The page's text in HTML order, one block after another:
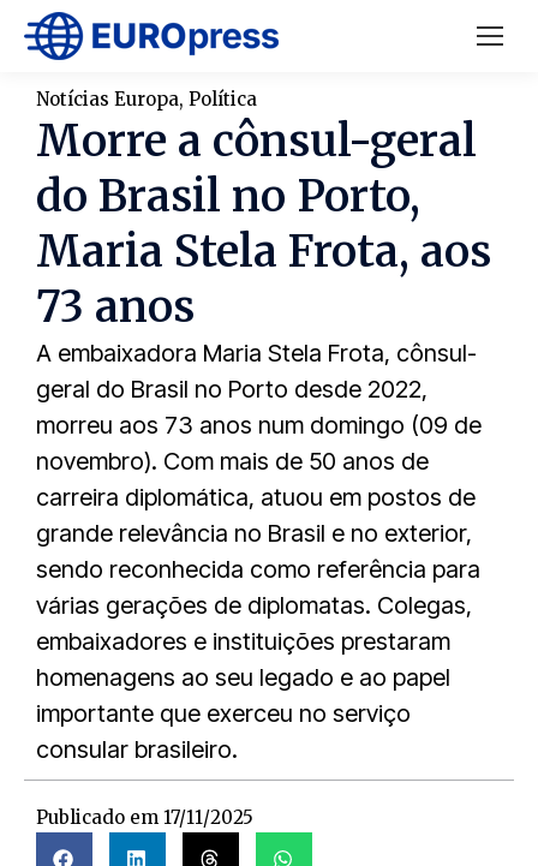
Notícias Europa, Política
Morre a cônsul-geral
do Brasil no Porto,
Maria Stela Frota, aos
73 anos
A embaixadora Maria Stela Frota, cônsul-
geral do Brasil no Porto desde 2022,
morreu aos 73 anos num domingo (09 de
novembro). Com mais de 50 anos de
carreira diplomática, atuou em postos de
grande relevância no Brasil e no exterior,
sendo reconhecida como referência para
várias gerações de diplomatas. Colegas,
embaixadores e instituições prestaram
homenagens ao seu legado e ao papel
importante que exerceu no serviço
consular brasileiro.
Publicado em 17/11/2025